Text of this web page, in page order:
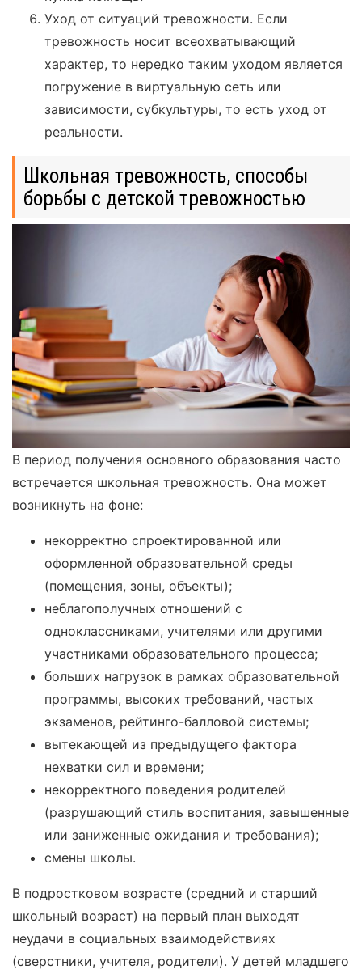
Уход от ситуаций тревожности. Если
тревожность носит всеохватывающий
характер, то нередко таким уходом является
погружение в виртуальную сеть или
зависимости, субкультуры, то есть уход от
реальности.
Школьная тревожность, способы
борьбы с детской тревожностью
В период получения основного образования часто
встречается школьная тревожность. Она может
возникнуть на фоне:
некорректно спроектированной или
оформленной образовательной среды
(помещения, зоны, объекты);
неблагополучных отношений с
одноклассниками, учителями или другими
участниками образовательного процесса;
больших нагрузок в рамках образовательной
программы, высоких требований, частых
экзаменов, рейтинго-балловой системы;
вытекающей из предыдущего фактора
нехватки сил и времени;
некорректного поведения родителей
(разрушающий стиль воспитания, завышенные
или заниженные ожидания и требования);
смены школы.
В подростковом возрасте (средний и старший
школьный возраст) на первый план выходят
неудачи в социальных взаимодействиях
(сверстники, учителя, родители). У детей младшего